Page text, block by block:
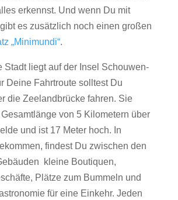
erkennst. Und wenn Du mit
es zusätzlich noch einen großen
„Minimundi“.
Stadt liegt auf der Insel Schouwen-
Deine Fahrtroute solltest Du
die Zeelandbrücke fahren. Sie
von 5 Kilometern über
und ist 17 Meter hoch. In
findest Du zwischen den
kleine Boutiquen,
Plätze zum Bummeln und
für eine Einkehr. Jeden